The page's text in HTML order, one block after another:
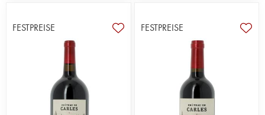
FESTPREISE FESTPREISE